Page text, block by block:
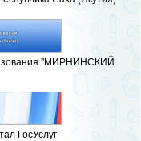
"МИРНИНСКИЙ
ГосУслуг